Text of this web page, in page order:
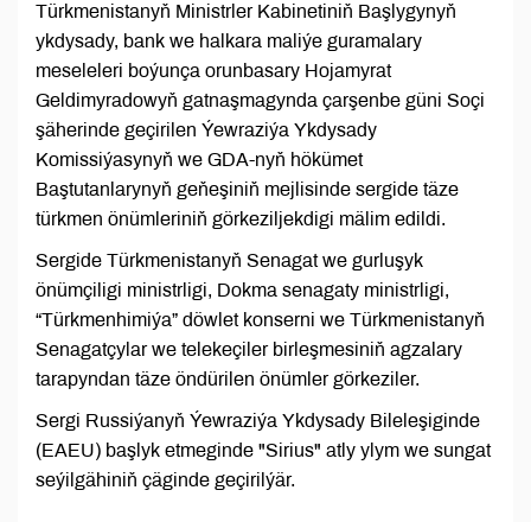
Türkmenistanyň Ministrler Kabinetiniň Başlygynyň
ykdysady, bank we halkara maliýe guramalary
meseleleri boýunça orunbasary Hojamyrat
Geldimyradowyň gatnaşmagynda çarşenbe güni Soçi
şäherinde geçirilen Ýewraziýa Ykdysady
Komissiýasynyň we GDA-nyň hökümet
Baştutanlarynyň geňeşiniň mejlisinde sergide täze
türkmen önümleriniň görkeziljekdigi mälim edildi.
Sergide Türkmenistanyň Senagat we gurluşyk
önümçiligi ministrligi, Dokma senagaty ministrligi,
“Türkmenhimiýa” döwlet konserni we Türkmenistanyň
Senagatçylar we telekeçiler birleşmesiniň agzalary
tarapyndan täze öndürilen önümler görkeziler.
Sergi Russiýanyň Ýewraziýa Ykdysady Bileleşiginde
(EAEU) başlyk etmeginde "Sirius" atly ylym we sungat
seýilgähiniň çäginde geçirilýär.